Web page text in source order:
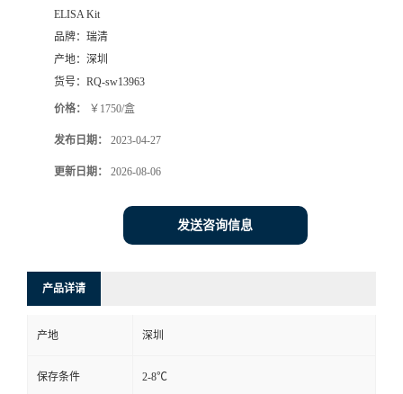
ELISA Kit
品牌： 瑞清
产地： 深圳
货号： RQ-sw13963
价格： ￥1750/盒
发布日期： 2023-04-27
更新日期： 2026-08-06
发送咨询信息
产品详请
产地 深圳
保存条件 2-8℃